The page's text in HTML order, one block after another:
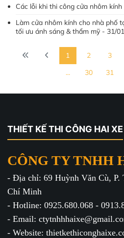
Các lỗi khi thi công cửa nhôm
Làm cửa nhôm kính cho nhà phố
tối ưu ánh sáng & thẩm mỹ - 31/
1 2 3
...
30 31
THIẾT KẾ THI CÔNG HAI XE
CÔNG TY TNHH
- Địa chỉ: 69 Huỳnh Văn Cù, P.
Chí Minh
- Hotline: 0925.680.068 -
- Email:
- Website: